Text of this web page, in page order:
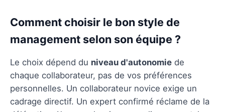
Comment choisir le bon style de
management selon son équipe ?
Le choix dépend du niveau d'autonomie de
chaque collaborateur, pas de vos préférences
personnelles. Un collaborateur novice exige un
cadrage directif. Un expert confirmé réclame de la